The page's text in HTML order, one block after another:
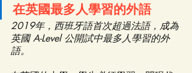
在英國最多人學習的外語
2019年，西班牙語首次超過法語，成為
英國 A-Level 公開試中最多人學習的外
語。